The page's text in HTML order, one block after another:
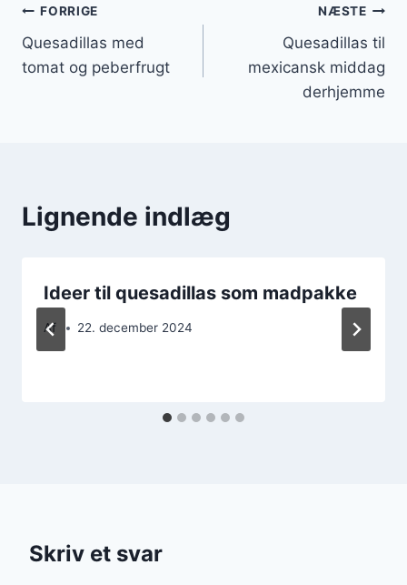
Indlægsnavigation
FORRIGE
Quesadillas med
tomat og peberfrugt
NÆSTE
Quesadillas til
mexicansk middag
derhjemme
Lignende indlæg
Ideer til quesadillas som madpakke
Af 22. december 2024
Skriv et svar